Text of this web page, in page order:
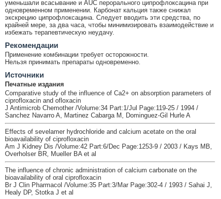
уменьшали всасывание и AUC перорального ципрофлоксацина при
одновременном применении. Карбонат кальция также снижал
экскрецию ципрофлоксацина. Следует вводить эти средства, по
крайней мере, за два часа, чтобы минимизировать взаимодействие и
избежать терапевтическую неудачу.
Рекомендации
Применение комбинации требует осторожности.
Нельзя принимать препараты одновременно.
Источники
Печатные издания
Comparative study of the influence of Ca2+ on absorption parameters of
ciprofloxacin and ofloxacin
J Antimicrob Chemother /Volume:34 Part:1/Jul Page:119-25 / 1994 /
Sanchez Navarro A, Martinez Cabarga M, Dominguez-Gil Hurle A
Effects of sevelamer hydrochloride and calcium acetate on the oral
bioavailability of ciprofloxacin
Am J Kidney Dis /Volume:42 Part:6/Dec Page:1253-9 / 2003 / Kays MB,
Overholser BR, Mueller BA et al
The influence of chronic administration of calcium carbonate on the
bioavailability of oral ciprofloxacin
Br J Clin Pharmacol /Volume:35 Part:3/Mar Page:302-4 / 1993 / Sahai J,
Healy DP, Stotka J et al